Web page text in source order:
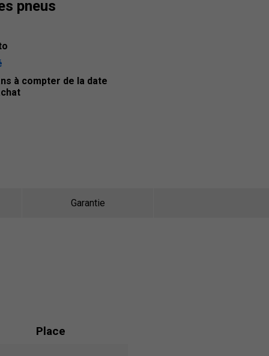
pneus
à compter de la date
Garantie
Place